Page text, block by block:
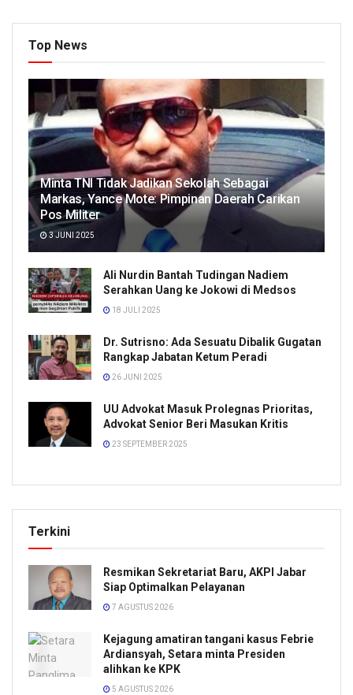
Top News
Minta TNI Tidak Jadikan Sekolah Sebagai
Markas, Yance Mote: Pimpinan Daerah Carikan
Pos Militer
3 JUNI 2025
Ali Nurdin Bantah Tudingan Nadiem
Serahkan Uang ke Jokowi di Medsos
18 JULI 2025
Dr. Sutrisno: Ada Sesuatu Dibalik Gugatan
Rangkap Jabatan Ketum Peradi
26 JUNI 2025
UU Advokat Masuk Prolegnas Prioritas,
Advokat Senior Beri Masukan Kritis
23 SEPTEMBER 2025
Terkini
Resmikan Sekretariat Baru, AKPI Jabar
Siap Optimalkan Pelayanan
7 AGUSTUS 2026
Kejagung amatiran tangani kasus Febrie
Ardiansyah, Setara minta Presiden
alihkan ke KPK
5 AGUSTUS 2026